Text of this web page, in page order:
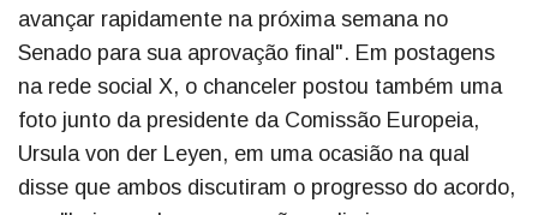
avançar rapidamente na próxima semana no
Senado para sua aprovação final". Em postagens
na rede social X, o chanceler postou também uma
foto junto da presidente da Comissão Europeia,
Ursula von der Leyen, em uma ocasião na qual
disse que ambos discutiram o progresso do acordo,